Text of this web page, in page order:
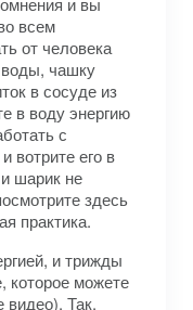
всем
от человека
воды, чашку
в сосуде из
в воду энергию
с
вотрите его в
шарик не
здесь
практика.
и трижды
которое можете
видео). Так,